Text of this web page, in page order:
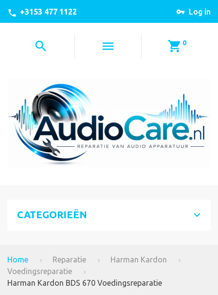
Log in
+3153 477 1122
0
CATEGORIEËN
Home Reparatie
Harman Kardon
Voedingsreparatie
Harman Kardon BDS 670 Voedingsreparatie